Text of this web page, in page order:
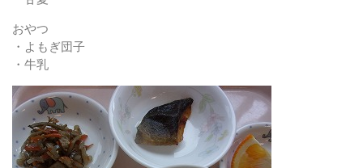
おやつ
・よもぎ団子
・牛乳